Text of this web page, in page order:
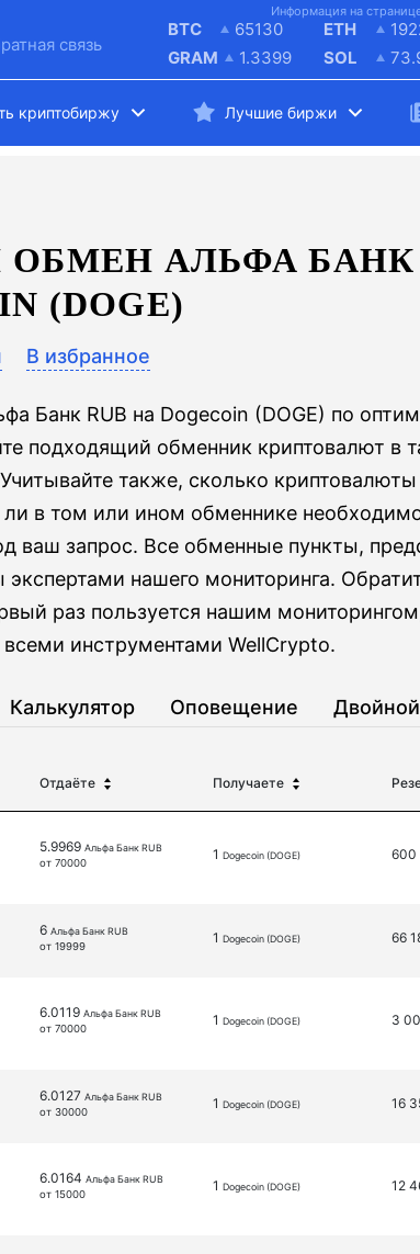
Информация на
связь
BTC
65130
GRAM
1.3399
ETH
SOL
криптобиржу Лучшие биржи
АЛЬФА БАНК
(DOGE)
В избранное
Банк RUB на Dogecoin (DOGE) по
подходящий обменник криптовалют в
также, сколько
ли в том или ином обменнике
ваш запрос. Все обменные пункты,
экспертами нашего мониторинга.
раз пользуется нашим
инструментами WellCrypto.
Калькулятор Оповещение
Отдаёте Получаете
5.9969 Альфа Банк RUB
от 70000
1 Dogecoin (DOGE) 600
6 Альфа Банк RUB
от 19999
1 Dogecoin (DOGE) 66
6.0119 Альфа Банк RUB
от 70000
1 Dogecoin (DOGE) 3
6.0127 Альфа Банк RUB
от 30000
1 Dogecoin (DOGE) 16
6.0164 Альфа Банк RUB
от 15000
1 Dogecoin (DOGE) 12